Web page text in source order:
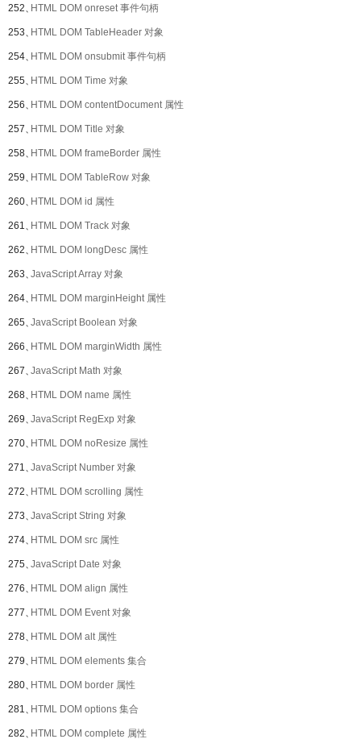
252、HTML DOM onreset 事件句柄
253、HTML DOM TableHeader 对象
254、HTML DOM onsubmit 事件句柄
255、HTML DOM Time 对象
256、HTML DOM contentDocument 属性
257、HTML DOM Title 对象
258、HTML DOM frameBorder 属性
259、HTML DOM TableRow 对象
260、HTML DOM id 属性
261、HTML DOM Track 对象
262、HTML DOM longDesc 属性
263、JavaScript Array 对象
264、HTML DOM marginHeight 属性
265、JavaScript Boolean 对象
266、HTML DOM marginWidth 属性
267、JavaScript Math 对象
268、HTML DOM name 属性
269、JavaScript RegExp 对象
270、HTML DOM noResize 属性
271、JavaScript Number 对象
272、HTML DOM scrolling 属性
273、JavaScript String 对象
274、HTML DOM src 属性
275、JavaScript Date 对象
276、HTML DOM align 属性
277、HTML DOM Event 对象
278、HTML DOM alt 属性
279、HTML DOM elements 集合
280、HTML DOM border 属性
281、HTML DOM options 集合
282、HTML DOM complete 属性